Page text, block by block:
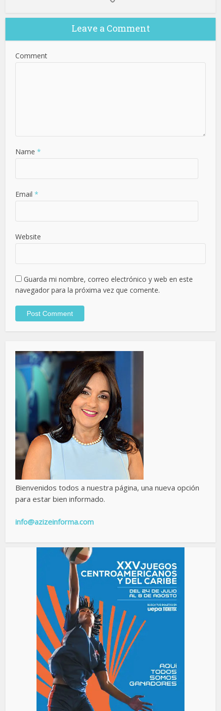
Leave a Comment
Comment
Name *
Email *
Website
Guarda mi nombre, correo electrónico y web en este
navegador para la próxima vez que comente.
Bienvenidos todos a nuestra página, una nueva opción
para estar bien informado.
info@azizeinforma.com